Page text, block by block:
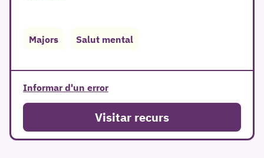
Majors Salut mental
Informar d'un error
Visitar recurs